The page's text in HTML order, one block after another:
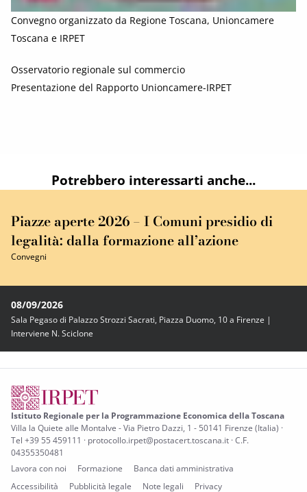
Convegno organizzato da Regione Toscana, Unioncamere
Toscana e IRPET
Osservatorio regionale sul commercio
Presentazione del Rapporto Unioncamere-IRPET
Potrebbero interessarti anche...
Piazze aperte 2026 – I Comuni presidio di
legalità: dalla formazione all’azione
Convegni
08/09/2026
Sala Pegaso di Palazzo Strozzi Sacrati, Piazza Duomo, 10 a Firenze |
Interviene N. Sciclone
Istituto Regionale per la Programmazione Economica della Toscana
Villa la Quiete alle Montalve - Via Pietro Dazzi, 1 - 50141 Firenze (Italia) ·
Tel +39 55 459111 · protocollo.irpet@postacert.toscana.it · C.F.
04355350481
Lavora con noi
Formazione
Banca dati amministrativa
Accessibilità
Pubblicità legale Note legali Privacy